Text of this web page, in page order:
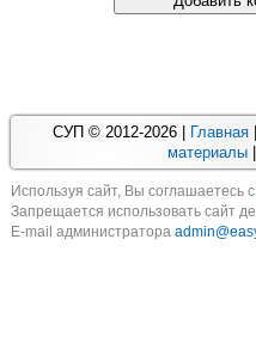
СУП © 2012-2026 | Главная|
материалы
Используя cайт, Вы соглашаетесь с
Запрещается использовать сайт
E-mail администратора